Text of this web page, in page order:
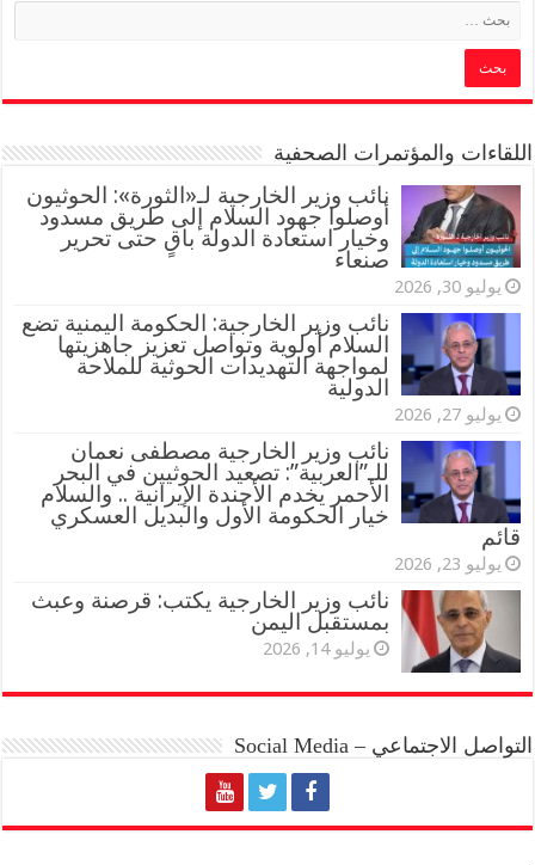
اللقاءات والمؤتمرات الصحفية
‏نائب وزير الخارجية لـ«الثورة»: الحوثيون
أوصلوا جهود السلام إلى طريق مسدود
وخيار استعادة الدولة باقٍ حتى تحرير
صنعاء
يوليو 30, 2026
نائب وزير الخارجية: الحكومة اليمنية تضع
السلام أولوية وتواصل تعزيز جاهزيتها
لمواجهة التهديدات الحوثية للملاحة
الدولية
يوليو 27, 2026
نائب وزير الخارجية مصطفى نعمان
للـ”العربية”: تصعيد الحوثيين في البحر
الأحمر يخدم الأجندة الإيرانية .. والسلام
خيار الحكومة الأول والبديل العسكري
قائم
يوليو 23, 2026
نائب وزير الخارجية يكتب: قرصنة وعبث
بمستقبل اليمن
يوليو 14, 2026
التواصل الاجتماعي – Social Media